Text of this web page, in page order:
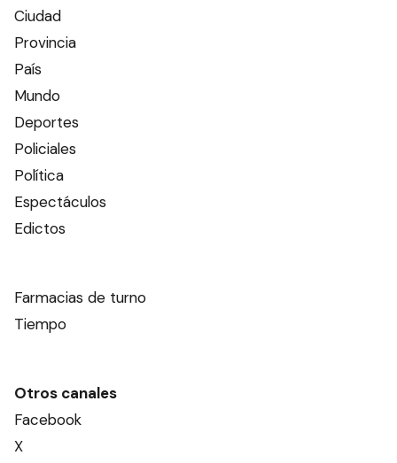
Ciudad
Provincia
País
Mundo
Deportes
Policiales
Política
Espectáculos
Edictos
Farmacias de turno
Tiempo
Otros canales
Facebook
X